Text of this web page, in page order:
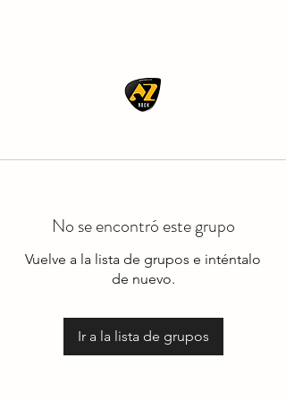
No se encontró este grupo
Vuelve a la lista de grupos e inténtalo
de nuevo.
Ir a la lista de grupos